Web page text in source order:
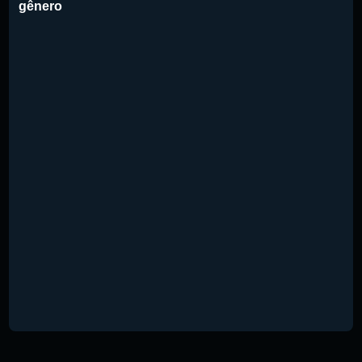
gênero